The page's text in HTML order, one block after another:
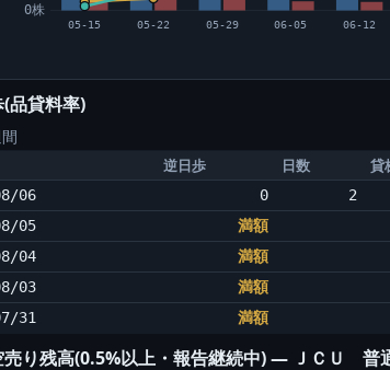
0株
05-15 05-22 05-29 06-05 06-12
品貸料率)
逆日歩 日数 貸
06 0 2
05
満額
04
満額
03
満額
31
満額
売り残高(0.5%以上・報告継続中) ― ＪＣＵ 普